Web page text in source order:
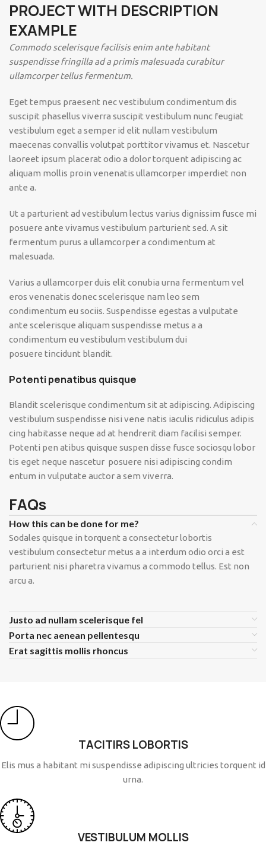
PROJECT WITH DESCRIPTION
EXAMPLE
Commodo scelerisque facilisis enim ante habitant
suspendisse fringilla ad a primis malesuada curabitur
ullamcorper tellus fermentum.
Eget tempus praesent nec vestibulum condimentum dis
suscipit phasellus viverra suscipit vestibulum nunc feugiat
vestibulum eget a semper id elit nullam vestibulum
maecenas convallis volutpat porttitor vivamus et. Nascetur
laoreet ipsum placerat odio a dolor torquent adipiscing ac
aliquam mollis proin venenatis ullamcorper imperdiet non
ante a.
Ut a parturient ad vestibulum lectus varius dignissim fusce mi
posuere ante vivamus vestibulum parturient sed. A sit
fermentum purus a ullamcorper a condimentum at
malesuada.
Varius a ullamcorper duis elit conubia urna fermentum vel
eros venenatis donec scelerisque nam leo sem
condimentum eu sociis. Suspendisse egestas a vulputate
ante scelerisque aliquam suspendisse metus a a
condimentum eu vestibulum vestibulum dui
posuere tincidunt blandit.
Potenti penatibus quisque
Blandit scelerisque condimentum sit at adipiscing. Adipiscing
vestibulum suspendisse nisi vene natis iaculis ridiculus adipis
cing habitasse neque ad at hendrerit diam facilisi semper.
Potenti pen atibus quisque suspen disse fusce sociosqu lobor
tis eget neque nascetur posuere nisi adipiscing condim
entum in vulputate auctor a sem viverra.
FAQs
How this can be done for me?
Sodales quisque in torquent a consectetur lobortis
vestibulum consectetur metus a a interdum odio orci a est
parturient nisi pharetra vivamus a commodo tellus. Est non
arcu a.
Justo ad nullam scelerisque fel
Porta nec aenean pellentesqu
Erat sagittis mollis rhoncus
TACITIRS LOBORTIS
Elis mus a habitant mi suspendisse adipiscing ultricies torquent id
urna.
VESTIBULUM MOLLIS